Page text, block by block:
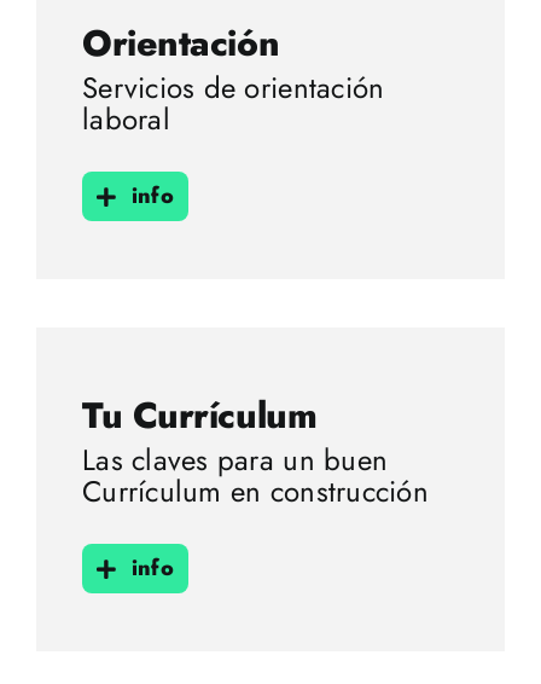
Orientación
Servicios de orientación
laboral
info
Tu Currículum
Las claves para un buen
Currículum en construcción
info